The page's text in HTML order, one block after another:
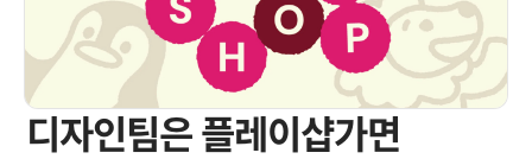
디자인팀은 플레이샵가면